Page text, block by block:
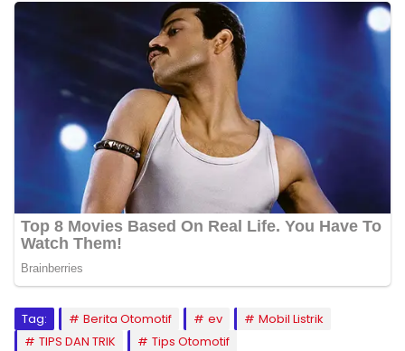
Tag: Berita Otomotif ev
Mobil Listrik
TIPS DAN TRIK
Tips Otomotif